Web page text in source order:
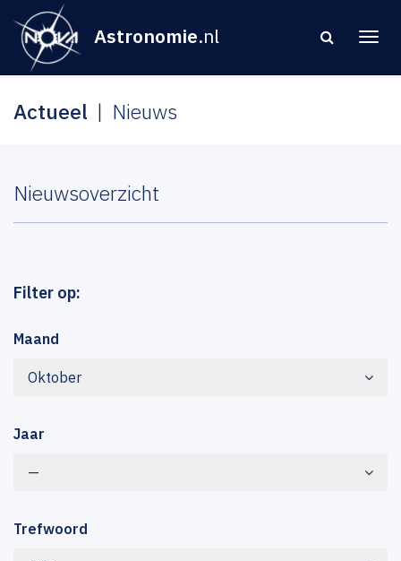
Astronomie.nl
Actueel Nieuws
Nieuwsoverzicht
Filter op:
Maand
Oktober
Jaar
—
Trefwoord